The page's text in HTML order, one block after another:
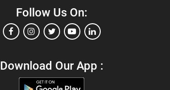
Follow Us On:
Download Our App :